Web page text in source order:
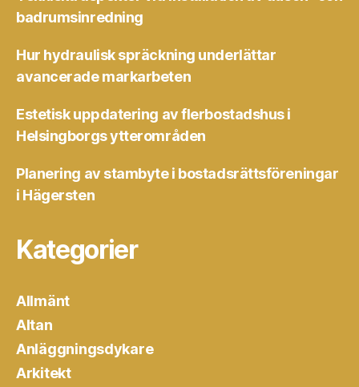
badrumsinredning
Hur hydraulisk spräckning underlättar
avancerade markarbeten
Estetisk uppdatering av flerbostadshus i
Helsingborgs ytterområden
Planering av stambyte i bostadsrättsföreningar
i Hägersten
Kategorier
Allmänt
Altan
Anläggningsdykare
Arkitekt